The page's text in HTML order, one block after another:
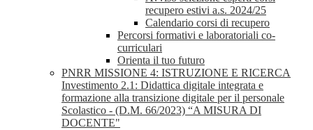
recupero estivi a.s. 2024/25
Calendario corsi di recupero
Percorsi formativi e laboratoriali co-
curriculari
Orienta il tuo futuro
PNRR MISSIONE 4: ISTRUZIONE E RICERCA
Investimento 2.1: Didattica digitale integrata e
formazione alla transizione digitale per il personale
Scolastico - (D.M. 66/2023) “A MISURA DI
DOCENTE"